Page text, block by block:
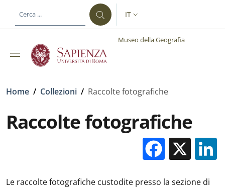
al contenuto principale
SELETTORE LINGUA:
IT
Museo della Geografia
Briciole di pane
Home / Collezioni / Raccolte fotografiche
Raccolte fotografiche
X
Le raccolte fotografiche custodite presso la sezione di